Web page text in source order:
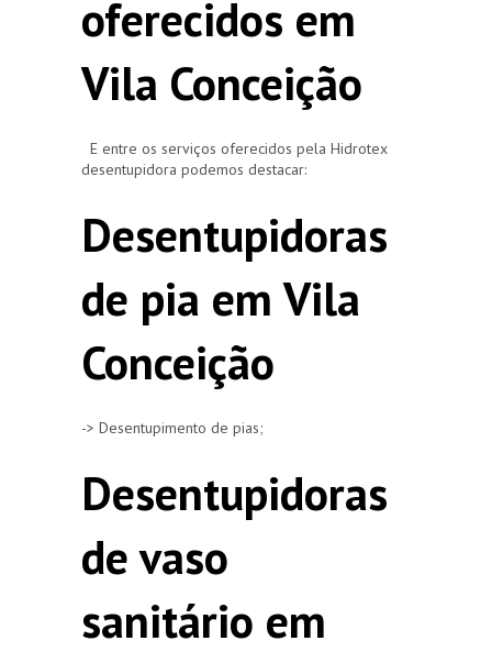
oferecidos em
Vila Conceição
E entre os serviços oferecidos pela Hidrotex
desentupidora podemos destacar:
Desentupidoras
de pia em Vila
Conceição
-> Desentupimento de pias;
Desentupidoras
de vaso
sanitário em